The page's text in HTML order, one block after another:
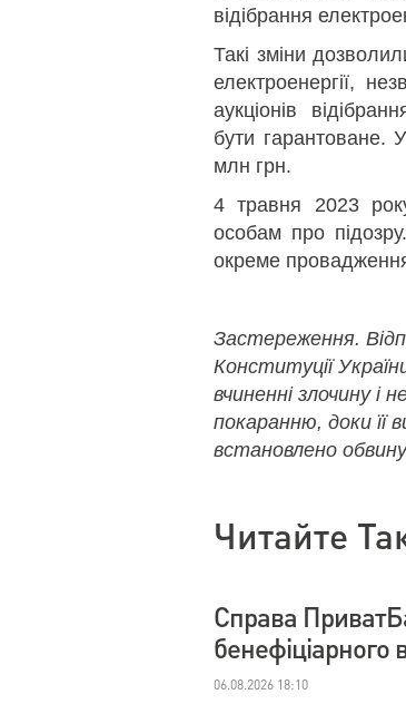
відібрання
Такі зміни
електроенергії,
аукціонів
бути гарантоване.
млн грн.
4 травня 2023
особам про
окреме
Застереження.
Конституції
вчиненні злочину і
покаранню, доки її
встановлено
Читайте
Справа
бенефіціарного
06.08.2026 18:10